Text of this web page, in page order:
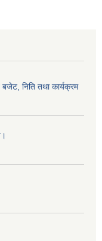
निति तथा कार्यक्रम